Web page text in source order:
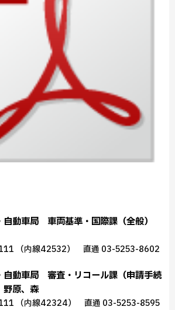
動車局 車両基準・国際課（全般）
（内線42532） 直通 03-5253-8602
動車局 審査・リコール課（申請手続
原、森
（内線42324） 直通 03-5253-8595